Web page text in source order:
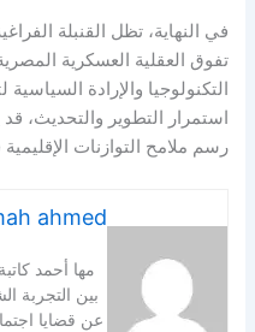
تفوق العقلية العسكرية
التكنولوجيا والإرادة
استمرار التطوير والتحديث،
رسم ملامح التوازنات
ahmed
مها أحمد
بين التجربة
عن قضايا